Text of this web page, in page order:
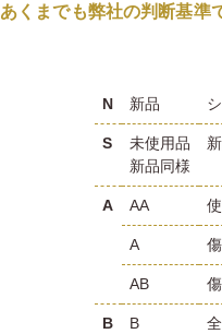
あくまでも弊社の判断基準
N 新品
S
未使用品
新品同様
A AA
A
AB
B B